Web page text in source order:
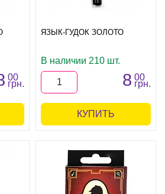
00
грн.
ЯЗЫК-ГУДОК ЗОЛОТО
В наличии 210 шт.
8 00
грн.
КУПИТЬ